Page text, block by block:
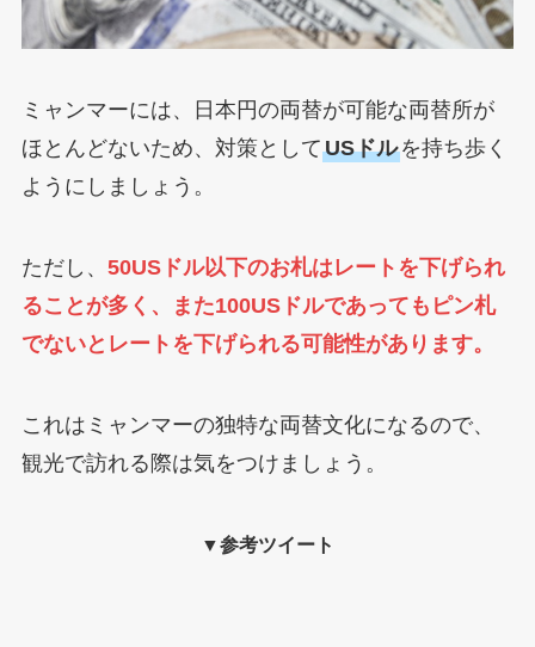
ミャンマーには、日本円の両替が可能な両替所が
ほとんどないため、対策としてUSドルを持ち歩く
ようにしましょう。
ただし、 50USドル以下のお札はレートを下げられ
ることが多く、また100USドルであってもピン札
でないとレートを下げられる可能性があります。
これはミャンマーの独特な両替文化になるので、
観光で訪れる際は気をつけましょう。
▼参考ツイート